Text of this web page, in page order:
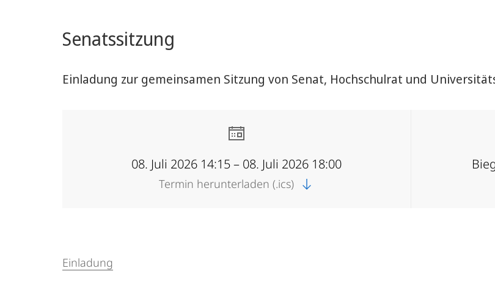
Senatssitzung
Einladung zur gemeinsamen Sitzung von Senat, Hochschulrat und
08. Juli 2026 14:15 – 08. Juli 2026 18:00
Termin herunterladen (.ics)
Einladung